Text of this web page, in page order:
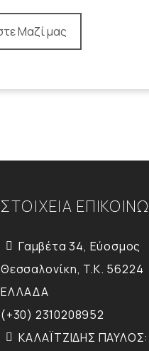
Μαζί μας
ΣΤΟΙΧΕΙΑ
Γαμβέτα 34, Εύοσμος
Θεσσαλονίκη, T.K. 56224
ΕΛΛΑΔΑ
(+30) 2310208952
ΚΑΛΑΪΤΖΙΔΗΣ